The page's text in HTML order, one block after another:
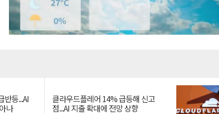
반등...AI
나
클라우드플레어 14% 급등해 신고
점...AI 지출 확대에 전망 상향